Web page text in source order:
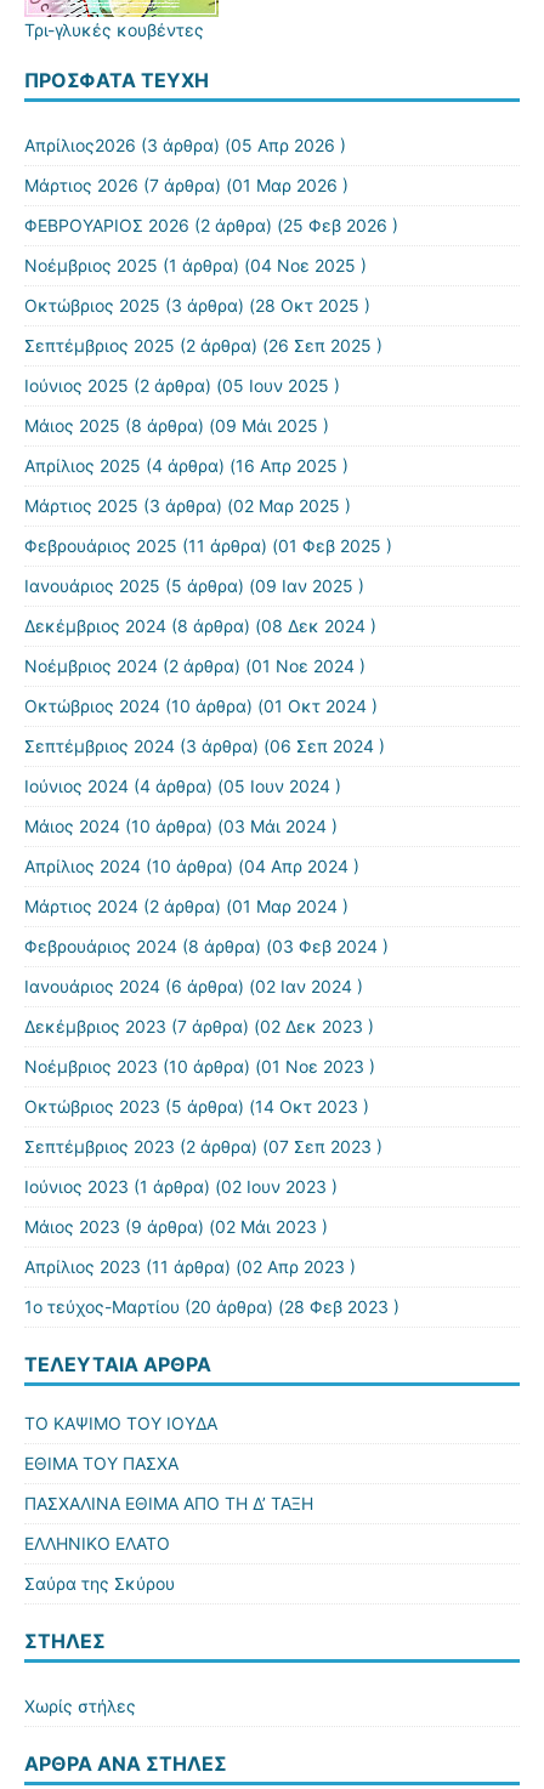
Τρι-γλυκές κουβέντες
ΠΡΌΣΦΑΤΑ ΤΕΎΧΗ
Απρίλιος2026 (3 άρθρα) (05 Απρ 2026 )
Μάρτιος 2026 (7 άρθρα) (01 Μαρ 2026 )
ΦΕΒΡΟΥΑΡΙΟΣ 2026 (2 άρθρα) (25 Φεβ 2026 )
Νοέμβριος 2025 (1 άρθρα) (04 Νοε 2025 )
Οκτώβριος 2025 (3 άρθρα) (28 Οκτ 2025 )
Σεπτέμβριος 2025 (2 άρθρα) (26 Σεπ 2025 )
Ιούνιος 2025 (2 άρθρα) (05 Ιουν 2025 )
Μάιος 2025 (8 άρθρα) (09 Μάι 2025 )
Απρίλιος 2025 (4 άρθρα) (16 Απρ 2025 )
Μάρτιος 2025 (3 άρθρα) (02 Μαρ 2025 )
Φεβρουάριος 2025 (11 άρθρα) (01 Φεβ 2025 )
Ιανουάριος 2025 (5 άρθρα) (09 Ιαν 2025 )
Δεκέμβριος 2024 (8 άρθρα) (08 Δεκ 2024 )
Νοέμβριος 2024 (2 άρθρα) (01 Νοε 2024 )
Οκτώβριος 2024 (10 άρθρα) (01 Οκτ 2024 )
Σεπτέμβριος 2024 (3 άρθρα) (06 Σεπ 2024 )
Ιούνιος 2024 (4 άρθρα) (05 Ιουν 2024 )
Μάιος 2024 (10 άρθρα) (03 Μάι 2024 )
Απρίλιος 2024 (10 άρθρα) (04 Απρ 2024 )
Μάρτιος 2024 (2 άρθρα) (01 Μαρ 2024 )
Φεβρουάριος 2024 (8 άρθρα) (03 Φεβ 2024 )
Ιανουάριος 2024 (6 άρθρα) (02 Ιαν 2024 )
Δεκέμβριος 2023 (7 άρθρα) (02 Δεκ 2023 )
Νοέμβριος 2023 (10 άρθρα) (01 Νοε 2023 )
Οκτώβριος 2023 (5 άρθρα) (14 Οκτ 2023 )
Σεπτέμβριος 2023 (2 άρθρα) (07 Σεπ 2023 )
Ιούνιος 2023 (1 άρθρα) (02 Ιουν 2023 )
Μάιος 2023 (9 άρθρα) (02 Μάι 2023 )
Απρίλιος 2023 (11 άρθρα) (02 Απρ 2023 )
1ο τεύχος-Μαρτίου (20 άρθρα) (28 Φεβ 2023 )
ΤΕΛΕΥΤΑΊΑ ΆΡΘΡΑ
ΤΟ ΚΑΨΙΜΟ ΤΟΥ ΙΟΥΔΑ
ΕΘΙΜΑ ΤΟΥ ΠΑΣΧΑ
ΠΑΣΧΑΛΙΝΑ ΕΘΙΜΑ ΑΠΟ ΤΗ Δ’ ΤΑΞΗ
ΕΛΛΗΝΙΚΟ ΕΛΑΤΟ
Σαύρα της Σκύρου
ΣΤΉΛΕΣ
Χωρίς στήλες
ΆΡΘΡΑ ΑΝΆ ΣΤΉΛΕΣ